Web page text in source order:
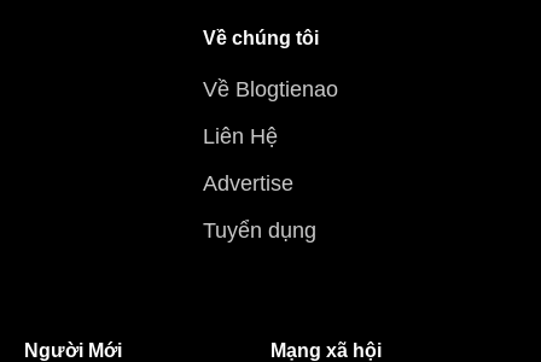
Về chúng tôi
Về Blogtienao
Liên Hệ
Advertise
Tuyển dụng
Người Mới Mạng xã hội